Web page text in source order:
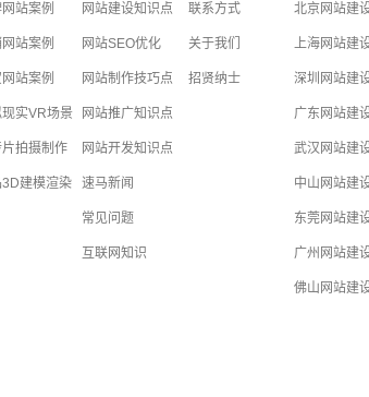
站案例
站案例
站案例
现实VR场景
片拍摄制作
3D建模渲染
网站建设知识点
网站SEO优化
网站制作技巧点
网站推广知识点
网站开发知识点
速马新闻
常见问题
互联网知识
联系方式
关于我们
招贤纳士
北京网站建
上海网站建
深圳网站建
广东网站建
武汉网站建
中山网站建
东莞网站建
广州网站建
佛山网站建